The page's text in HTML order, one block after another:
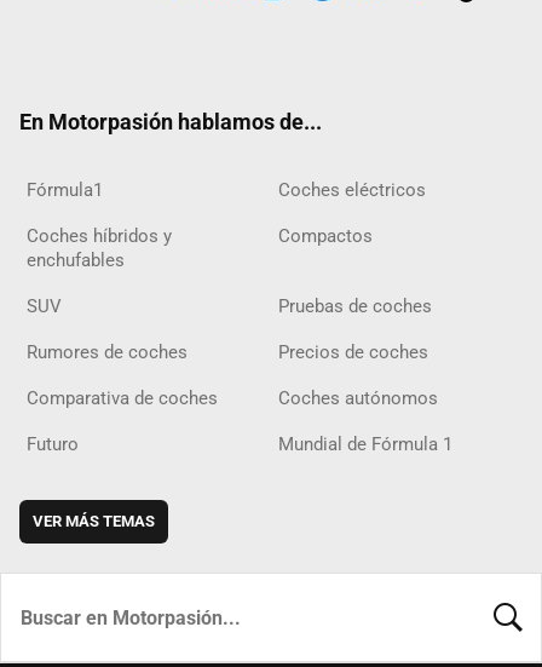
En Motorpasión hablamos de...
Fórmula1 Coches eléctricos
Coches híbridos y
enchufables
Compactos
SUV Pruebas de coches
Rumores de coches Precios de coches
Comparativa de coches Coches autónomos
Futuro Mundial de Fórmula 1
VER MÁS TEMAS